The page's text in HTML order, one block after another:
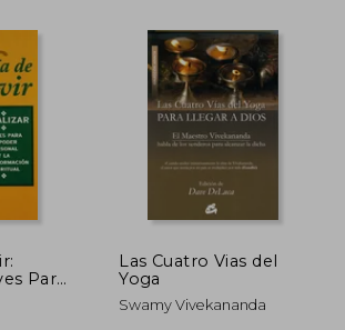
Para
y la
Las Cuatro Vias del
Yoga
Swamy Vivekananda